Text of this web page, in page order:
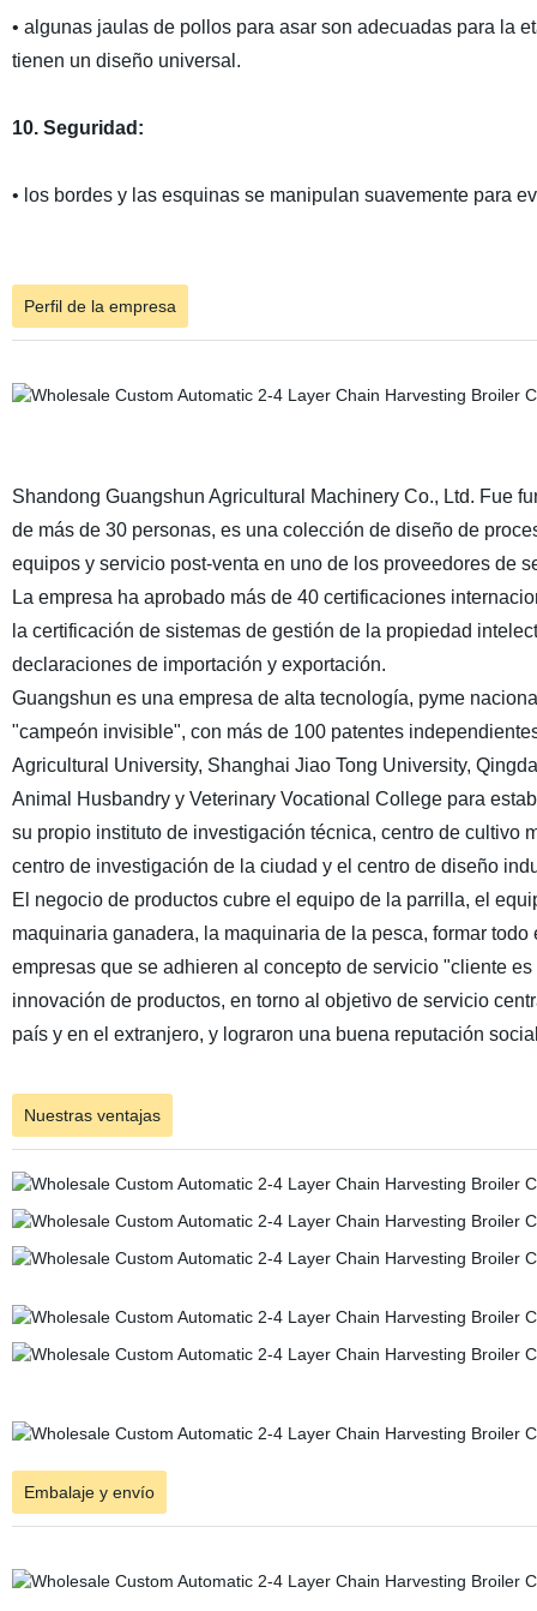
• algunas jaulas de pollos para asar son adecuadas para la
tienen un diseño universal.
10. Seguridad:
• los bordes y las esquinas se manipulan suavemente para
Perfil de la empresa
Shandong Guangshun Agricultural Machinery Co., Ltd. Fue
de más de 30 personas, es una colección de diseño de
equipos y servicio post-venta en uno de los proveedores de
La empresa ha aprobado más de 40 certificaciones
la certificación de sistemas de gestión de la propiedad
declaraciones de importación y exportación.
Guangshun es una empresa de alta tecnología, pyme
"campeón invisible", con más de 100 patentes
Agricultural University, Shanghai Jiao Tong University,
Animal Husbandry y Veterinary Vocational College para
su propio instituto de investigación técnica, centro de cultivo
centro de investigación de la ciudad y el centro de diseño
El negocio de productos cubre el equipo de la parrilla, el
maquinaria ganadera, la maquinaria de la pesca, formar
empresas que se adhieren al concepto de servicio "cliente
innovación de productos, en torno al objetivo de servicio
país y en el extranjero, y lograron una buena reputación
Nuestras ventajas
Embalaje y envío